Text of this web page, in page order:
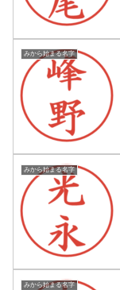
みから始まる名字
みから始まる名字
みから始まる名字